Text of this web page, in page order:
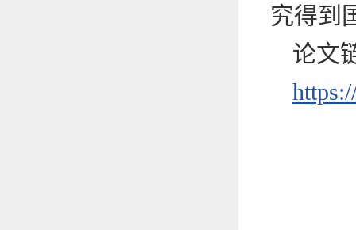
究得到
论文